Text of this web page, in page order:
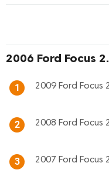
2006 Ford Focus
1 2009 Ford Focus
2 2008 Ford Focus
3 2007 Ford Focus